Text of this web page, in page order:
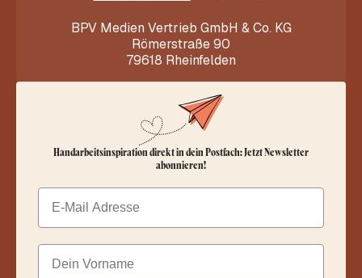
BPV Medien Vertrieb GmbH & Co. KG
Römerstraße 90
79618 Rheinfelden
Handarbeitsinspiration direkt in dein Postfach: Jetzt Newsletter
abonnieren!
Email
Dein Vorname